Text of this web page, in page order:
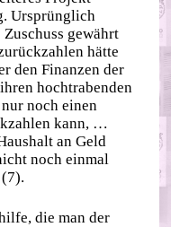
Ursprünglich
gewährt
hätte
den Finanzen der
hochtrabenden
noch einen
kann, …
an Geld
noch einmal
die man der